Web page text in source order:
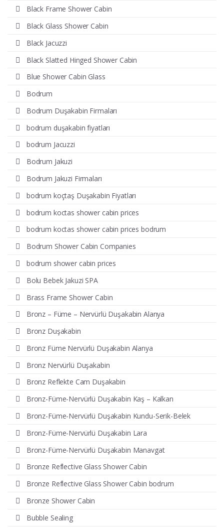
Black Frame Shower Cabin
Black Glass Shower Cabin
Black Jacuzzi
Black Slatted Hinged Shower Cabin
Blue Shower Cabin Glass
Bodrum
Bodrum Duşakabin Firmaları
bodrum duşakabin fiyatları
bodrum Jacuzzi
Bodrum Jakuzi
Bodrum Jakuzi Firmaları
bodrum koçtaş Duşakabin Fiyatları
bodrum koctas shower cabin prices
bodrum koctas shower cabin prices bodrum
Bodrum Shower Cabin Companies
bodrum shower cabin prices
Bolu Bebek Jakuzi SPA
Brass Frame Shower Cabin
Bronz – Füme – Nervürlü Duşakabin Alanya
Bronz Duşakabin
Bronz Füme Nervürlü Duşakabin Alanya
Bronz Nervürlü Duşakabin
Bronz Reflekte Cam Duşakabin
Bronz-Füme-Nervürlü Duşakabin Kaş – Kalkan
Bronz-Füme-Nervürlü Duşakabin Kundu-Serik-Belek
Bronz-Füme-Nervürlü Duşakabin Lara
Bronz-Füme-Nervürlü Duşakabin Manavgat
Bronze Reflective Glass Shower Cabin
Bronze Reflective Glass Shower Cabin bodrum
Bronze Shower Cabin
Bubble Sealing